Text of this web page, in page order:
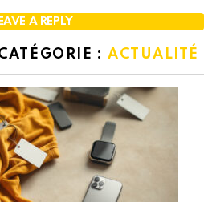
A REPLY
: ACTUALITÉ